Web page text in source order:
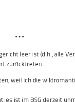
***
leer ist (d.h., alle
zurücktreten.
weil ich die
es ist im BSG derzeit